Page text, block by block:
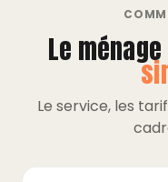
Le
Le service, les